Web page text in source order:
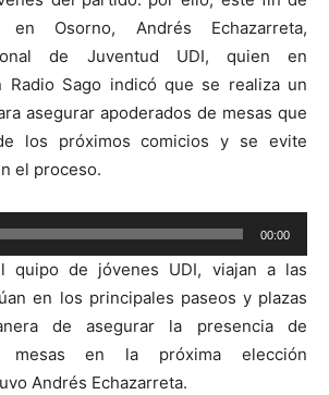
en Osorno, Andrés Echazarreta,
de Juventud UDI, quien en
Radio Sago indicó que se realiza un
asegurar apoderados de mesas que
los próximos comicios y se evite
el proceso.
00:00
quipo de jóvenes UDI, viajan a las
en los principales paseos y plazas
de asegurar la presencia de
mesas en la próxima elección
Andrés Echazarreta.